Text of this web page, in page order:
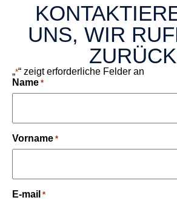
UNS, WIR
„*“ zeigt erforderliche Felder an
Name *
Vorname *
E-mail *